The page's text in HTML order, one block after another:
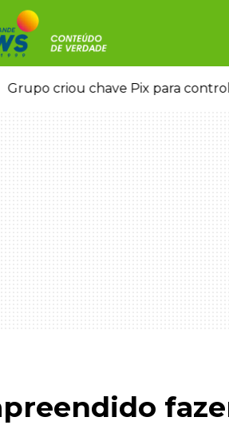
Grupo criou chave Pix para